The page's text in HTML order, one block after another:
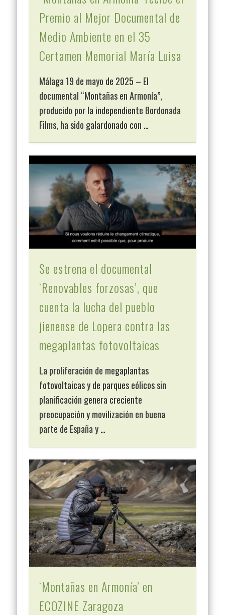
Premio al Mejor Documental de
Medio Ambiente en el 35
Certamen Memorial María Luisa
Málaga 19 de mayo de 2025 – El
documental “Montañas en Armonía”,
producido por la independiente Bordonada
Films, ha sido galardonado con …
Se estrena el documental
‘Renovables forzosas’, que
cuenta la lucha del pueblo
jienense de Lopera contra las
megaplantas fotovoltaicas
La proliferación de megaplantas
fotovoltaicas y de parques eólicos sin
planificación genera creciente
preocupación y movilización en buena
parte de España y …
‘Montañas en Armonía’ en
ECOZINE Zaragoza